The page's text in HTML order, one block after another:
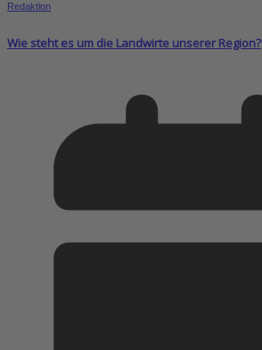
Redaktion
Wie steht es um die Landwirte unserer Region?